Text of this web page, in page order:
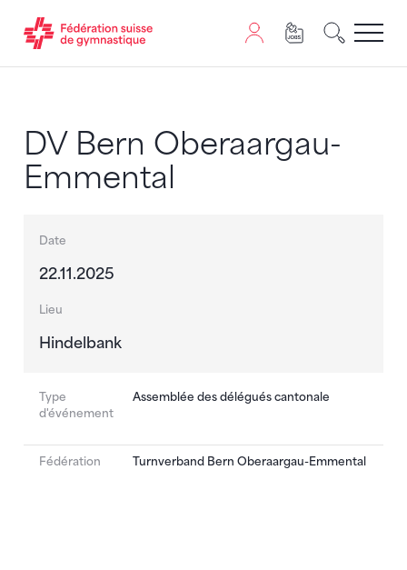
DV Bern Oberaargau-
Emmental
Date
22.11.2025
Lieu
Hindelbank
Type
d'événement
Assemblée des délégués cantonale
Fédération Turnverband Bern Oberaargau-Emmental